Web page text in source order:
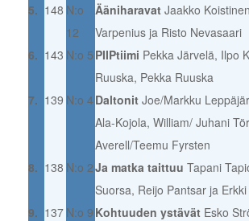
5. 148 N:o
12
Ääniharavat Jaakko
Varpenius ja Risto Nevasaari
6. 143 N:o 5 PIIPtiimi Pekka Järvelä, Ilpo
Ruuska, Pekka Ruuska
7. 139 N:o 4 Daltonit Joe/Markku
Ala-Kojola, William/ Juhani
Averell/Teemu Fyrsten
8. 138 N:o 2Ja matka taittuu Tapani
Suorsa, Reijo Pantsar ja
9. 137 N:o 9 Kohtuuden ystävät Esko